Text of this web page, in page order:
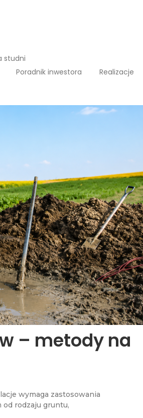
studni
Poradnik inwestora
Realizacje
– metody na
wymaga zastosowania
rodzaju gruntu,